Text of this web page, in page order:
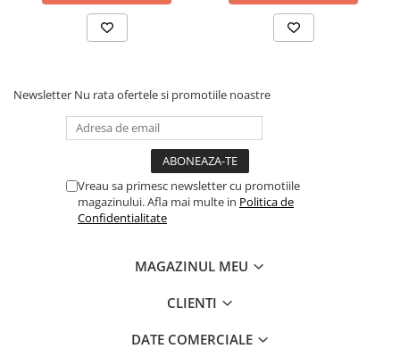
Newsletter Nu rata ofertele si promotiile noastre
Vreau sa primesc newsletter cu promotiile
magazinului. Afla mai multe in Politica de
Confidentialitate
MAGAZINUL MEU
CLIENTI
DATE COMERCIALE